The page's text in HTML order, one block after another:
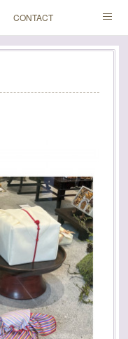
CONTACT